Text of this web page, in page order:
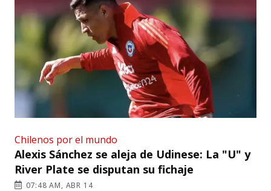
Chilenos por el mundo
Alexis Sánchez se aleja de Udinese: La "U" y
River Plate se disputan su fichaje
07:48 AM, ABR 14